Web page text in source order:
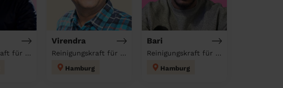
Reinigungskraft für deinen Haushalt
Virendra
Reinigungskraft für deinen Haushalt
Hamburg
Bari
Reinigungskraft für deinen Haushalt
Hamburg